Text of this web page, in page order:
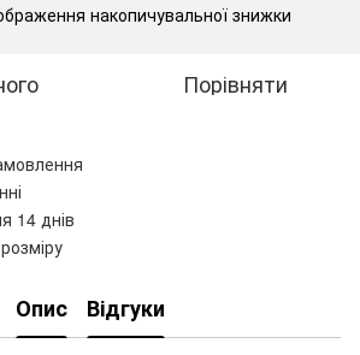
накопичувальної знижки
Порівняти
14 днів
Опис Відгуки